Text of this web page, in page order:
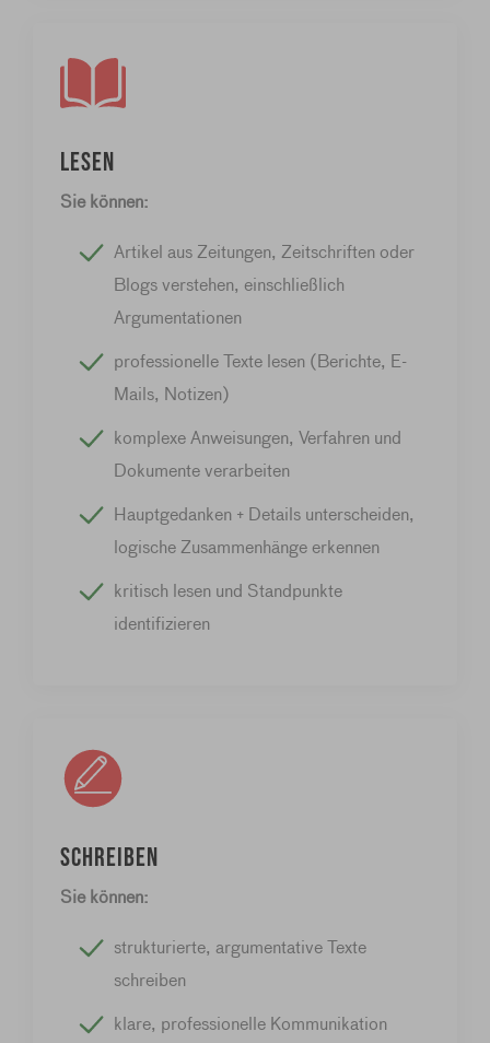
Lesen
Sie können:
Artikel aus Zeitungen, Zeitschriften oder
Blogs verstehen, einschließlich
Argumentationen
professionelle Texte lesen (Berichte, E-
Mails, Notizen)
komplexe Anweisungen, Verfahren und
Dokumente verarbeiten
Hauptgedanken + Details unterscheiden,
logische Zusammenhänge erkennen
kritisch lesen und Standpunkte
identifizieren
Schreiben
Sie können:
strukturierte, argumentative Texte
schreiben
klare, professionelle Kommunikation